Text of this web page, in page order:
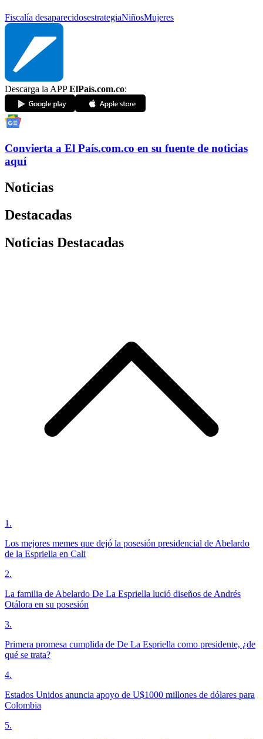
Fiscalía desaparecidosestrategiaNiñosMujeres
Descarga la APPElPaís.com.co:
Convierta a El País.com.co en su fuente de noticias
aquí
Noticias
Destacadas
Noticias Destacadas
1 .
Los mejores memes que dejó la posesión presidencial de Abelardo
de la Espriella en Cali
2.
La familia de Abelardo De La Espriella lució diseños de Andrés
Otálora en su posesión
3.
Primera promesa cumplida de De La Espriella como presidente, ¿de
qué se trata?
4.
Estados Unidos anuncia apoyo de U$1000 millones de dólares para
Colombia
5.